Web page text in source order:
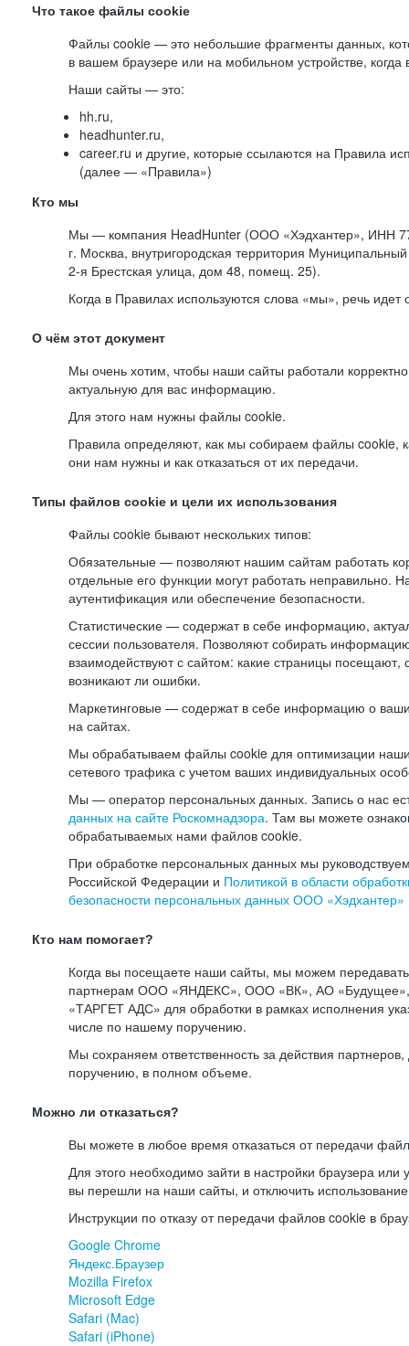
Что такое файлы cookie
Файлы cookie — это небольшие фрагменты данных,
в вашем браузере или на мобильном устройстве,
Наши сайты — это:
hh.ru,
headhunter.ru,
career.ru и другие, которые ссылаются на Правила
(далее — «Правила»)
Кто мы
Мы — компания HeadHunter (ООО «Хэдхантер», ИНН
г. Москва, внутригородская территория Муниципальный
2-я Брестская улица, дом 48, помещ. 25).
Когда в Правилах используются слова «мы», речь
О чём этот документ
Мы очень хотим, чтобы наши сайты работали
актуальную для вас информацию.
Для этого нам нужны файлы cookie.
Правила определяют, как мы собираем файлы cookie,
они нам нужны и как отказаться от их передачи.
Типы файлов cookie и цели их использования
Файлы cookie бывают нескольких типов:
Обязательные — позволяют нашим сайтам работать
отдельные его функции могут работать неправильно.
аутентификация или обеспечение безопасности.
Статистические — содержат в себе информацию,
сессии пользователя. Позволяют собирать
взаимодействуют с сайтом: какие страницы посещают,
возникают ли ошибки.
Маркетинговые — содержат в себе информацию о
на сайтах.
Мы обрабатываем файлы cookie для оптимизации
сетевого трафика с учетом ваших индивидуальных
Мы — оператор персональных данных. Запись о нас
данных на сайте Роскомнадзора. Там вы можете
обрабатываемых нами файлов cookie.
При обработке персональных данных мы
Российской Федерации и Политикой в области
безопасности персональных данных ООО «Хэдхантер»
Кто нам помогает?
Когда вы посещаете наши сайты, мы можем
партнерам ООО «ЯНДЕКС», ООО «ВК», АО
«ТАРГЕТ АДС» для обработки в рамках исполнения
числе по нашему поручению.
Мы сохраняем ответственность за действия
поручению, в полном объеме.
Можно ли отказаться?
Вы можете в любое время отказаться от передачи
Для этого необходимо зайти в настройки браузера или
вы перешли на наши сайты, и отключить
Инструкции по отказу от передачи файлов cookie в
Google Chrome
Яндекс.Браузер
Mozilla Firefox
Microsoft Edge
Safari (Mac)
Safari (iPhone)